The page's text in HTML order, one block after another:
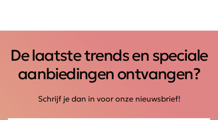
De laatste trends en speciale
aanbiedingen ontvangen?
Schrijf je dan in voor onze nieuwsbrief!